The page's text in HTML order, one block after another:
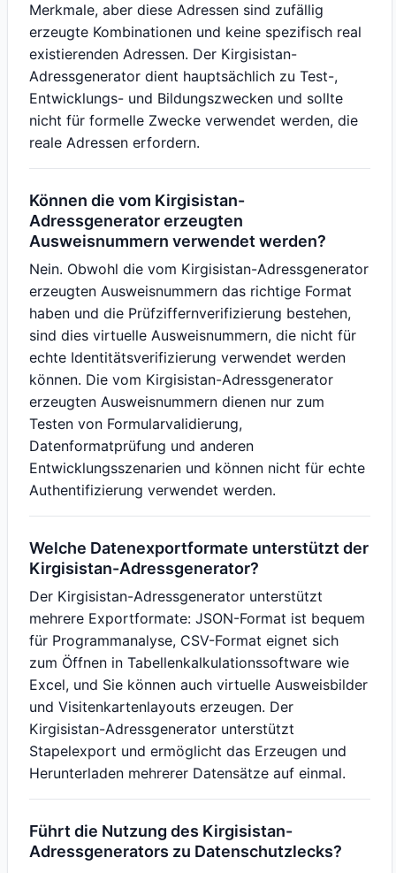
Merkmale, aber diese Adressen sind zufällig
erzeugte Kombinationen und keine spezifisch real
existierenden Adressen. Der Kirgisistan-
Adressgenerator dient hauptsächlich zu Test-,
Entwicklungs- und Bildungszwecken und sollte
nicht für formelle Zwecke verwendet werden, die
reale Adressen erfordern.
Können die vom Kirgisistan-
Adressgenerator erzeugten
Ausweisnummern verwendet werden?
Nein. Obwohl die vom Kirgisistan-Adressgenerator
erzeugten Ausweisnummern das richtige Format
haben und die Prüfziffernverifizierung bestehen,
sind dies virtuelle Ausweisnummern, die nicht für
echte Identitätsverifizierung verwendet werden
können. Die vom Kirgisistan-Adressgenerator
erzeugten Ausweisnummern dienen nur zum
Testen von Formularvalidierung,
Datenformatprüfung und anderen
Entwicklungsszenarien und können nicht für echte
Authentifizierung verwendet werden.
Welche Datenexportformate unterstützt der
Kirgisistan-Adressgenerator?
Der Kirgisistan-Adressgenerator unterstützt
mehrere Exportformate: JSON-Format ist bequem
für Programmanalyse, CSV-Format eignet sich
zum Öffnen in Tabellenkalkulationssoftware wie
Excel, und Sie können auch virtuelle Ausweisbilder
und Visitenkartenlayouts erzeugen. Der
Kirgisistan-Adressgenerator unterstützt
Stapelexport und ermöglicht das Erzeugen und
Herunterladen mehrerer Datensätze auf einmal.
Führt die Nutzung des Kirgisistan-
Adressgenerators zu Datenschutzlecks?